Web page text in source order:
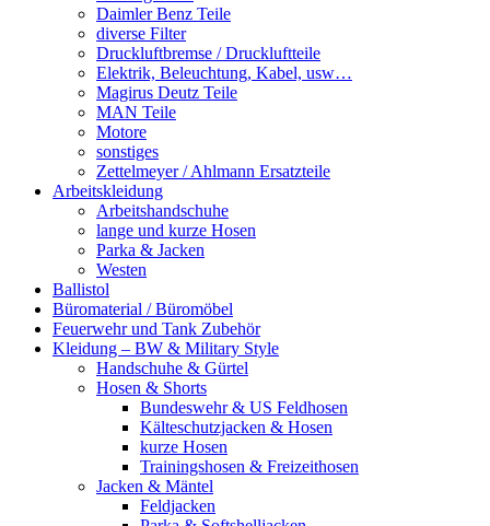
Daimler Benz Teile
diverse Filter
Druckluftbremse / Druckluftteile
Elektrik, Beleuchtung, Kabel, usw…
Magirus Deutz Teile
MAN Teile
Motore
sonstiges
Zettelmeyer / Ahlmann Ersatzteile
Arbeitskleidung
Arbeitshandschuhe
lange und kurze Hosen
Parka & Jacken
Westen
Ballistol
Büromaterial / Büromöbel
Feuerwehr und Tank Zubehör
Kleidung – BW & Military Style
Handschuhe & Gürtel
Hosen & Shorts
Bundeswehr & US Feldhosen
Kälteschutzjacken & Hosen
kurze Hosen
Trainingshosen & Freizeithosen
Jacken & Mäntel
Feldjacken